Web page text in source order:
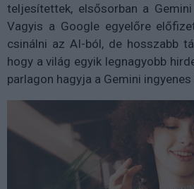
teljesítettek, elsősorban a
Vagyis a Google egyelőre
csinálni az AI-ból, de hosszabb
hogy a világ egyik legnagyobb
parlagon hagyja a Gemini